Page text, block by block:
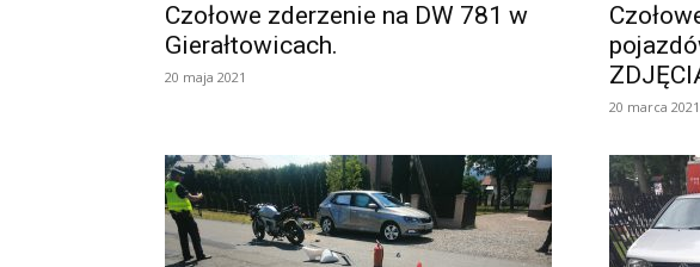
Czołowe zderzenie na DW 781 w
Gierałtowicach.
20 maja 2021
20 marca 2021